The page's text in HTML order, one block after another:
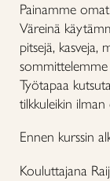
Painamme
Väreinä
pitsejä, kasveja,
Työtapaa
tilkkuleikin
Ennen kurssin
Kouluttajana